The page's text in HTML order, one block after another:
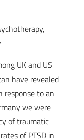
UK and US
have revealed
response to an
we were
of traumatic
of PTSD in